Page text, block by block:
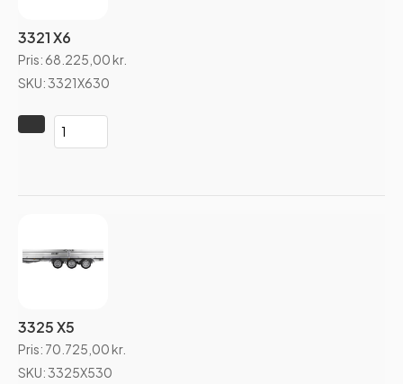
3321 X6
Pris: 68.225,00 kr.
SKU: 3321X630
3325 X5
Pris: 70.725,00 kr.
SKU: 3325X530